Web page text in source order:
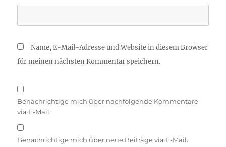
Name, E-Mail-Adresse und Website in diesem Browser
für meinen nächsten Kommentar speichern.
Benachrichtige mich über nachfolgende Kommentare
via E-Mail.
Benachrichtige mich über neue Beiträge via E-Mail.